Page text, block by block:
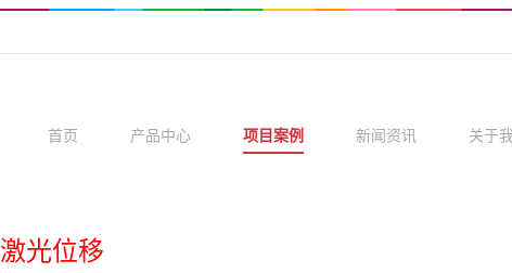
首页 产品中心 项目案例 新闻资讯 关于
激光位移